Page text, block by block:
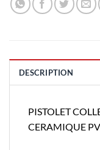
DESCRIPTION
PISTOLET
CERAMIQUE